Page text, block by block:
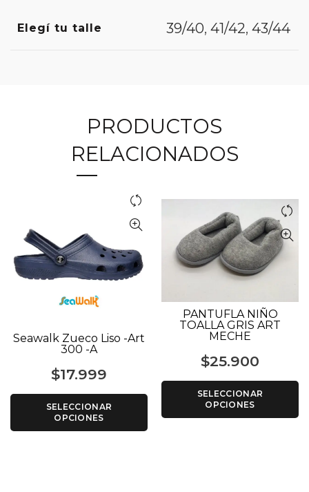
Elegí tu talle 39/40, 41/42, 43/44
PRODUCTOS
RELACIONADOS
Seawalk Zueco Liso -Art
300 -A
$17.999
SELECCIONAR
OPCIONES
PANTUFLA NIÑO
TOALLA GRIS ART
MECHE
$25.900
SELECCIONAR
OPCIONES